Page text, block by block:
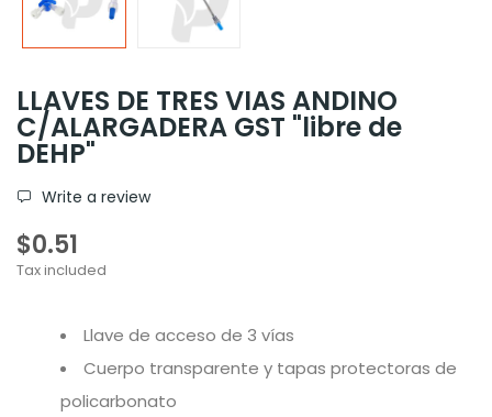
LLAVES DE TRES VIAS ANDINO
C/ALARGADERA GST "libre de
DEHP"
Write a review
$0.51
Tax included
Llave de acceso de 3 vías
Cuerpo transparente y tapas protectoras de
policarbonato